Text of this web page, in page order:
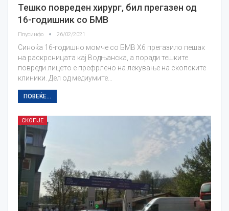
Тешко повреден хирург, бил прегазен од
16-годишник со БМВ
Плусинфо 26/02/2021
Синоќа 16-годишно момче со БМВ Х6 прегазило пешак
на раскрсницата кај Водњанска, а поради тешките
повреди лицето е префрлено на лекување на скопските
клиники. Дел од медиумите…
ПОВЕЌЕ...
СКОПЈЕ